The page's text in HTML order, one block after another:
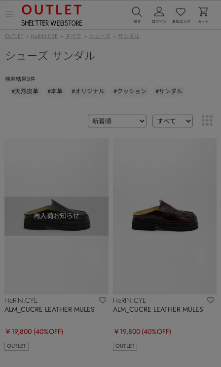
ー
開
く
OUTLET > HeRIN.CYE > すべて > シューズ > サンダル
シューズ サンダル
検索結果5件
#天然皮革 #本革 #オリジナル #クッション #サンダル
HeRIN.CYE
ALM_CUCRE LEATHER MULES
￥19,800 (40%OFF)
OUTLET
HeRIN.CYE
ALM_CUCRE LEATHER MULES
￥19,800 (40%OFF)
OUTLET